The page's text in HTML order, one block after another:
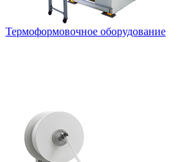
Термоформовочное оборудование